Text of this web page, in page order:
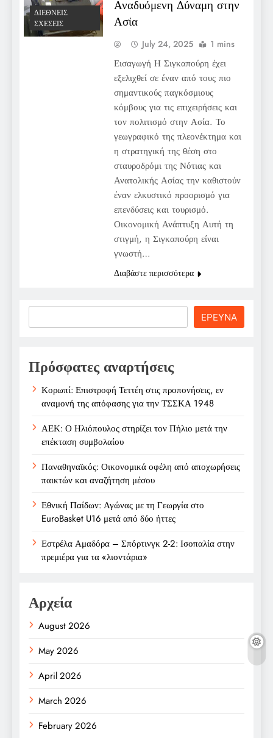
ΔΙΕΘΝΕΊΣ
ΣΧΈΣΕΙΣ
Αναδυόμενη Δύναμη στην
Ασία
July 24, 2025 1 mins
Εισαγωγή Η Σιγκαπούρη έχει
εξελιχθεί σε έναν από τους πιο
σημαντικούς παγκόσμιους
κόμβους για τις επιχειρήσεις και
τον πολιτισμό στην Ασία. Το
γεωγραφικό της πλεονέκτημα και
η στρατηγική της θέση στο
σταυροδρόμι της Νότιας και
Ανατολικής Ασίας την καθιστούν
έναν ελκυστικό προορισμό για
επενδύσεις και τουρισμό.
Οικονομική Ανάπτυξη Αυτή τη
στιγμή, η Σιγκαπούρη είναι
γνωστή…
Διαβάστε περισσότερα
ΕΡΕΥΝΑ
Πρόσφατες αναρτήσεις
Κορωπί: Επιστροφή Τεττέη στις προπονήσεις, εν
αναμονή της απόφασης για την ΤΣΣΚΑ 1948
ΑΕΚ: Ο Ηλιόπουλος στηρίζει τον Πήλιο μετά την
επέκταση συμβολαίου
Παναθηναϊκός: Οικονομικά οφέλη από αποχωρήσεις
παικτών και αναζήτηση μέσου
Εθνική Παίδων: Αγώνας με τη Γεωργία στο
EuroBasket U16 μετά από δύο ήττες
Εστρέλα Αμαδόρα – Σπόρτινγκ 2-2: Ισοπαλία στην
πρεμιέρα για τα «λιοντάρια»
Αρχεία
August 2026
May 2026
April 2026
March 2026
February 2026